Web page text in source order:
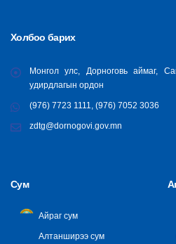
Холбоо барих
Монгол улс, Дорноговь аймаг,
удирдлагын ордон
(976) 7723 1111, (976) 7052 3036
zdtg@dornogovi.gov.mn
Сум
Айраг сум
Алтанширээ сум